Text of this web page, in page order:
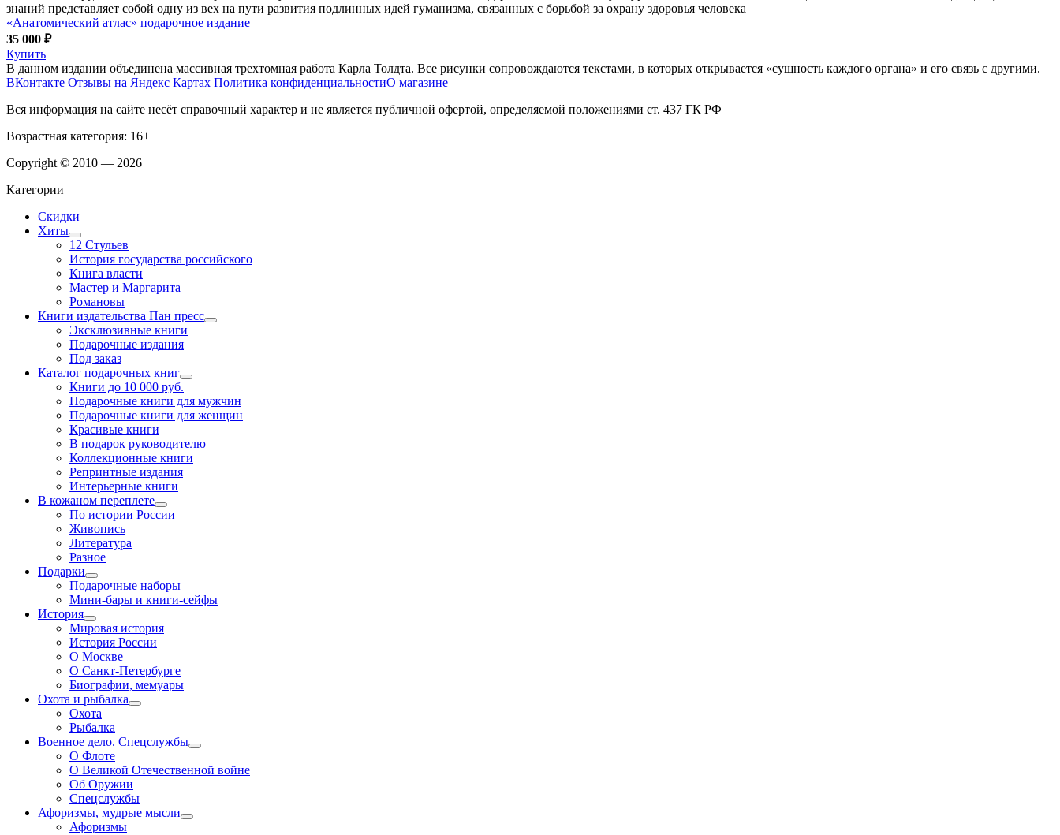
знаний представляет собой одну из вех на пути развития подлинных идей гуманизма, связанных с борьбой за охрану здоровья человека
«Анатомический атлас» подарочное издание
35 000 ₽
Купить
В данном издании объединена массивная трехтомная работа Карла Толдта. Все рисунки сопровождаются текстами, в которых открывается «сущность каждого органа» и его связь с другими.
ВКонтакте Отзывы на Яндекс Картах Политика конфиденциальностиО магазине
Вся информация на сайте несёт справочный характер и не является публичной офертой, определяемой положениями ст. 437 ГК РФ
Возрастная категория: 16+
Copyright © 2010 — 2026
Категории
Скидки
Хиты
12 Стульев
История государства российского
Книга власти
Мастер и Маргарита
Романовы
Книги издательства Пан пресс
Эксклюзивные книги
Подарочные издания
Под заказ
Каталог подарочных книг
Книги до 10 000 руб.
Подарочные книги для мужчин
Подарочные книги для женщин
Красивые книги
В подарок руководителю
Коллекционные книги
Репринтные издания
Интерьерные книги
В кожаном переплете
По истории России
Живопись
Литература
Разное
Подарки
Подарочные наборы
Мини-бары и книги-сейфы
История
Мировая история
История России
О Москве
О Санкт-Петербурге
Биографии, мемуары
Охота и рыбалка
Охота
Рыбалка
Военное дело. Спецслужбы
О Флоте
О Великой Отечественной войне
Об Оружии
Спецслужбы
Афоризмы, мудрые мысли
Афоризмы